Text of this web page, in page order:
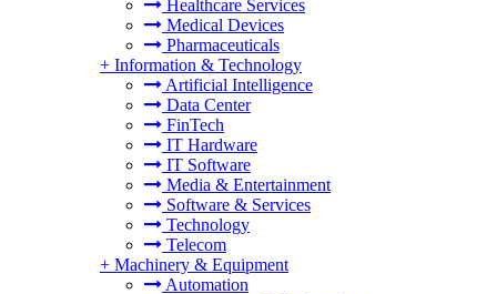
Healthcare Services
Medical Devices
Pharmaceuticals
+ Information & Technology
Artificial Intelligence
Data Center
FinTech
IT Hardware
IT Software
Media & Entertainment
Software & Services
Technology
Telecom
+ Machinery & Equipment
Automation